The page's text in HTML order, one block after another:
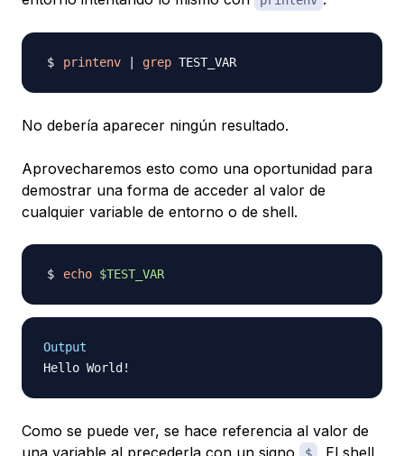
printenv grep
No debería aparecer ningún resultado.
Aprovecharemos esto como una oportunidad para
demostrar una forma de acceder al valor de
cualquier variable de entorno o de shell.
echo $TEST_VAR
Output
Como se puede ver, se hace referencia al valor de